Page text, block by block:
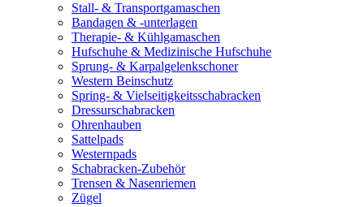
Stall- & Transportgamaschen
Bandagen & -unterlagen
Therapie- & Kühlgamaschen
Hufschuhe & Medizinische Hufschuhe
Sprung- & Karpalgelenkschoner
Western Beinschutz
Spring- & Vielseitigkeitsschabracken
Dressurschabracken
Ohrenhauben
Sattelpads
Westernpads
Schabracken-Zubehör
Trensen & Nasenriemen
Zügel